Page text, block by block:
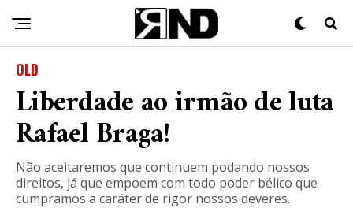
OLD
Liberdade ao irmão de luta
Rafael Braga!
Não aceitaremos que continuem podando nossos
direitos, já que empoem com todo poder bélico que
cumpramos a caráter de rigor nossos deveres.